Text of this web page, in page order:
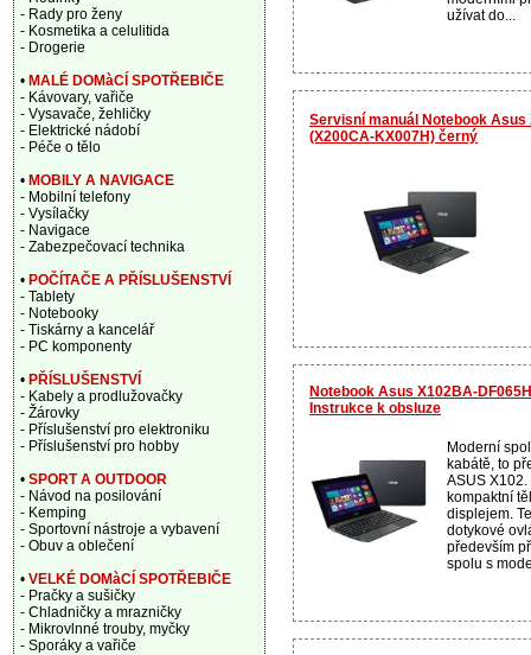
užívat do...
Servisní manuál Notebook Asus
(X200CA-KX007H) černý
Notebook Asus X102BA-
Instrukce k obsluze
Moderní
kabátě, to
ASUS X102.
kompaktní
displejem.
dotykové
především
spolu s
- Rady pro ženy
- Kosmetika a celulitida
- Drogerie
• MALÉ DOMàCÍ SPOTŘEBIČE
- Kávovary, vařiče
- Vysavače, žehličky
- Elektrické nádobí
- Péče o tělo
• MOBILY A NAVIGACE
- Mobilní telefony
- Vysílačky
- Navigace
- Zabezpečovací technika
• POČÍTAČE A PŘÍSLUŠENSTVÍ
- Tablety
- Notebooky
- Tiskárny a kancelář
- PC komponenty
• PŘÍSLUŠENSTVÍ
- Kabely a prodlužovačky
- Žárovky
- Příslušenství pro elektroniku
- Příslušenství pro hobby
• SPORT A OUTDOOR
- Návod na posilování
- Kemping
- Sportovní nástroje a vybavení
- Obuv a oblečení
• VELKÉ DOMàCÍ SPOTŘEBIČE
- Pračky a sušičky
- Chladničky a mrazničky
- Mikrovlnné trouby, myčky
- Sporáky a vařiče